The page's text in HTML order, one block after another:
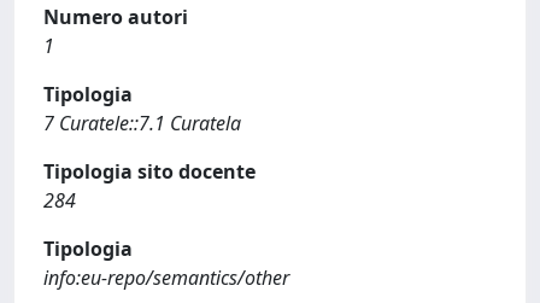
Numero autori
1
Tipologia
7 Curatele::7.1 Curatela
Tipologia sito docente
284
Tipologia
info:eu-repo/semantics/other